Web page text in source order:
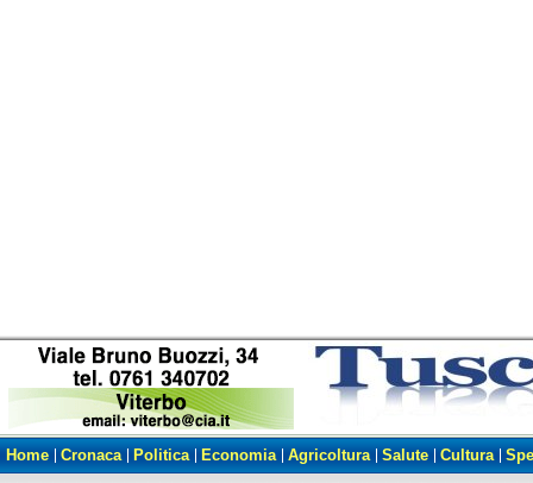
Home Cronaca Politica Economia Agricoltura Salute Cultura